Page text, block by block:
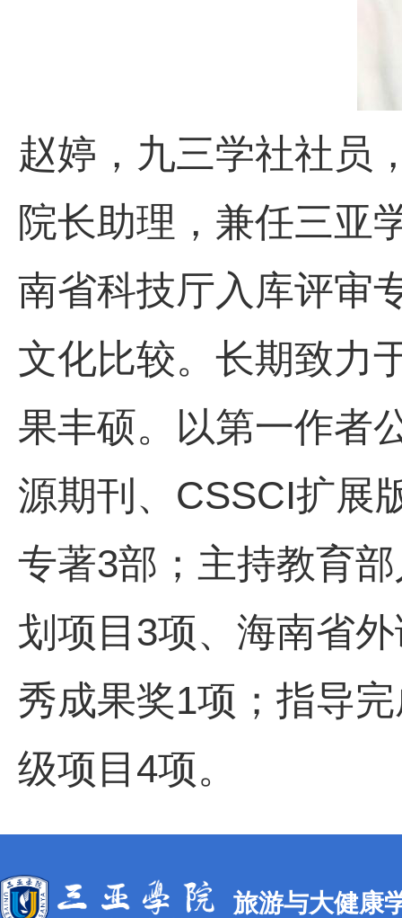
赵婷，九三学社社员
院长助理，兼任三亚
南省科技厅入库评审
文化比较。长期致力
果丰硕。以第一作者
源期刊、CSSCI扩展
专著3部；主持教育
划项目3项、海南省
秀成果奖1项；指导
级项目4项。
旅游与大健康